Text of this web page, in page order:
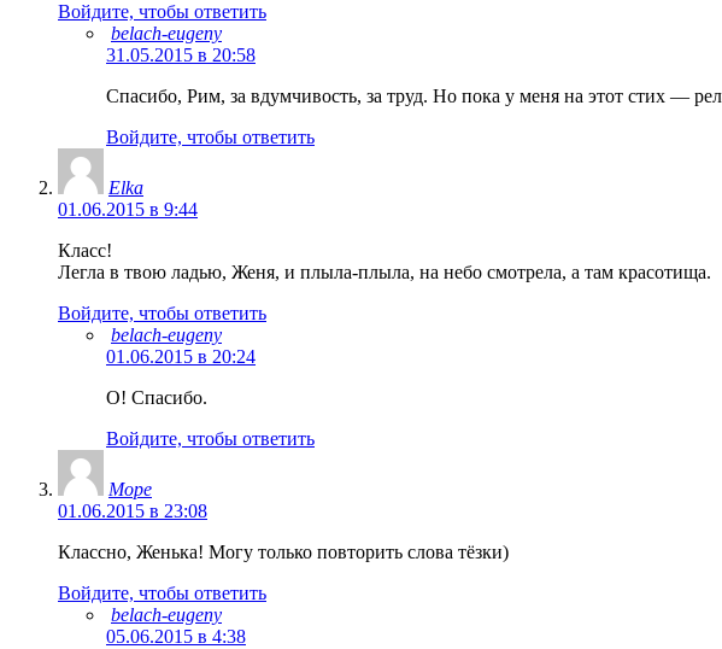
Войдите, чтобы ответить
belach-eugeny
31.05.2015 в 20:58
Спасибо, Рим, за вдумчивость, за труд. Но пока у меня на этот стих —
Войдите, чтобы ответить
Elka
01.06.2015 в 9:44
Класс!
Легла в твою ладью, Женя, и плыла-плыла, на небо смотрела, а там красотища.
Войдите, чтобы ответить
belach-eugeny
01.06.2015 в 20:24
О! Спасибо.
Войдите, чтобы ответить
Море
01.06.2015 в 23:08
Классно, Женька! Могу только повторить слова тёзки)
Войдите, чтобы ответить
belach-eugeny
05.06.2015 в 4:38